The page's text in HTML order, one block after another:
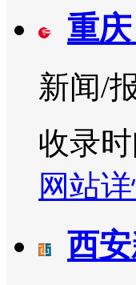
重
新闻/
收录
网站
西